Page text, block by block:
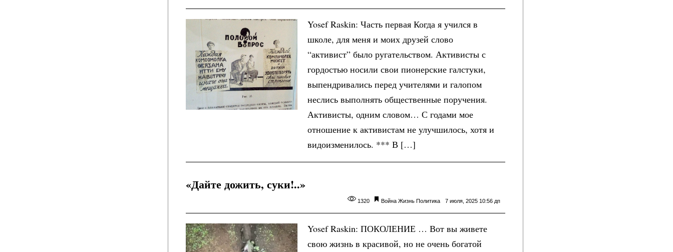
Yosef Raskin: Часть первая Когда я учился в
школе, для меня и моих друзей слово
“активист” было ругательством. Активисты с
гордостью носили свои пионерские галстуки,
выпендривались перед учителями и галопом
неслись выполнять общественные поручения.
Активисты, одним словом… С годами мое
отношение к активистам не улучшилось, хотя и
видоизменилось. *** В […]
«Дайте дожить, суки!..»
7 июля, 2025 10:56 дп
Война Жизнь Политика
1320
Yosef Raskin: ПОКОЛЕНИЕ … Вот вы живете
свою жизнь в красивой, но не очень богатой